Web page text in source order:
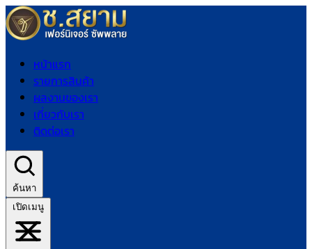
หน้าแรก
รายการสินค้า
ผลงานของเรา
เกี่ยวกับเรา
ติดต่อเรา
ค้นหา
เปิดเมนู